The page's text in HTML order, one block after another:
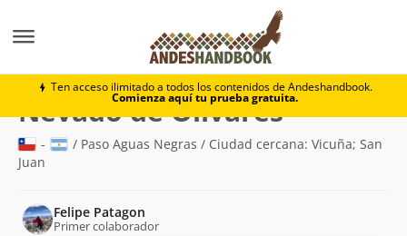
Ten acceso ilimitado a todos los contenidos de Andeshandbook.
Comienza aquí tu prueba gratuita.
Nevado de Olivares
Nevado de Olivares(6.216m)
-
/ Paso Aguas Negras / Ciudad cercana: Vicuña; San
Juan
Felipe Patagon
Primer colaborador